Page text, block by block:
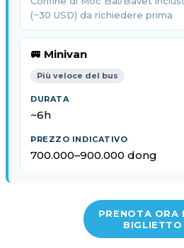
(~30 USD) da richiedere prima
🚐 Minivan
Più veloce del bus
~6h
700.000–900.000 dong
PRENOTA ORA